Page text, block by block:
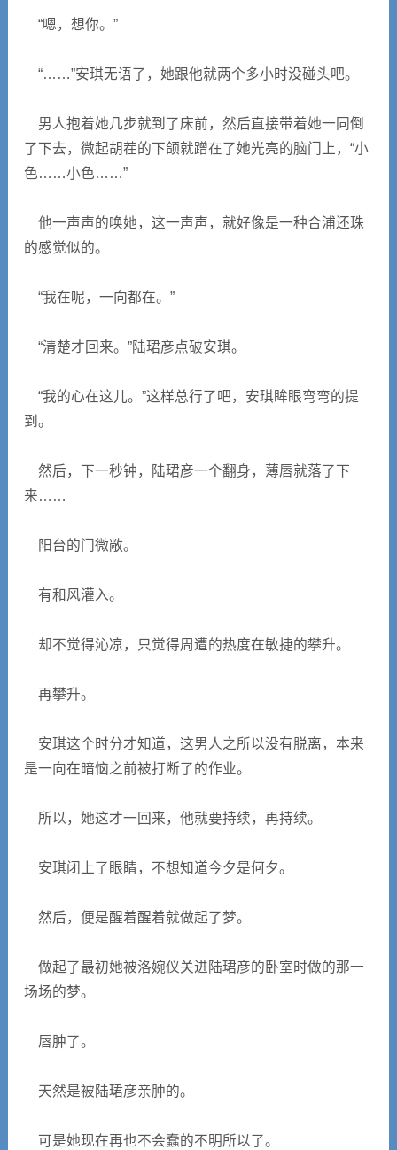
“嗯，想你。”
“……”安琪无语了，她跟他就两个多小时没碰头吧。
男人抱着她几步就到了床前，然后直接带着她一同倒
了下去，微起胡茬的下颌就蹭在了她光亮的脑门上，“小
色……小色……”
他一声声的唤她，这一声声，就好像是一种合浦还珠
的感觉似的。
“我在呢，一向都在。”
“清楚才回来。”陆珺彦点破安琪。
“我的心在这儿。”这样总行了吧，安琪眸眼弯弯的提
到。
然后，下一秒钟，陆珺彦一个翻身，薄唇就落了下
来……
阳台的门微敞。
有和风灌入。
却不觉得沁凉，只觉得周遭的热度在敏捷的攀升。
再攀升。
安琪这个时分才知道，这男人之所以没有脱离，本来
是一向在暗恼之前被打断了的作业。
所以，她这才一回来，他就要持续，再持续。
安琪闭上了眼睛，不想知道今夕是何夕。
然后，便是醒着醒着就做起了梦。
做起了最初她被洛婉仪关进陆珺彦的卧室时做的那一
场场的梦。
唇肿了。
天然是被陆珺彦亲肿的。
可是她现在再也不会蠢的不明所以了。